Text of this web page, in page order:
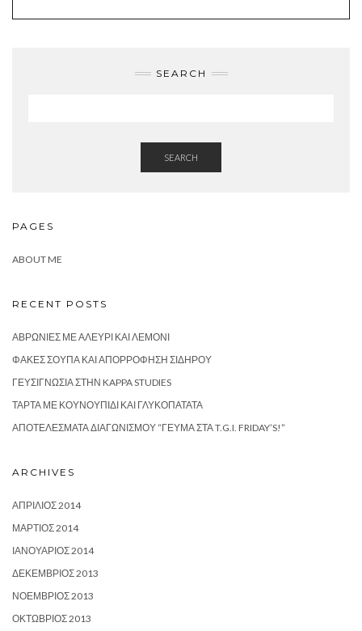
SEARCH
SEARCH
PAGES
ABOUT ME
RECENT POSTS
ΑΒΡΩΝΙΈΣ ΜΕ ΑΛΕΎΡΙ ΚΑΙ ΛΕΜΌΝΙ
ΦΑΚΈΣ ΣΟΎΠΑ ΚΑΙ ΑΠΟΡΡΌΦΗΣΗ ΣΙΔΉΡΟΥ
ΓΕΥΣΙΓΝΩΣΊΑ ΣΤΗΝ KAPPA STUDIES
ΤΆΡΤΑ ΜΕ ΚΟΥΝΟΥΠΊΔΙ ΚΑΙ ΓΛΥΚΟΠΑΤΆΤΑ
ΑΠΟΤΕΛΈΣΜΑΤΑ ΔΙΑΓΩΝΙΣΜΟΎ “ΓΕΎΜΑ ΣΤΑ T.G.I. FRIDAY’S!”
ARCHIVES
ΑΠΡΊΛΙΟΣ 2014
ΜΆΡΤΙΟΣ 2014
ΙΑΝΟΥΆΡΙΟΣ 2014
ΔΕΚΈΜΒΡΙΟΣ 2013
ΝΟΈΜΒΡΙΟΣ 2013
ΟΚΤΏΒΡΙΟΣ 2013